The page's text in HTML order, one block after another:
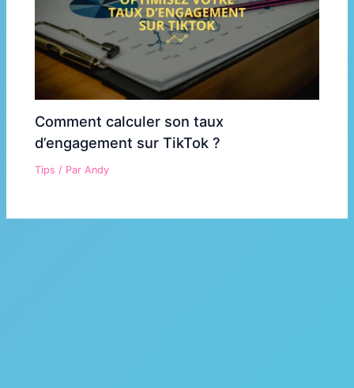
Comment calculer son taux
d’engagement sur TikTok ?
Tips / ParAndy